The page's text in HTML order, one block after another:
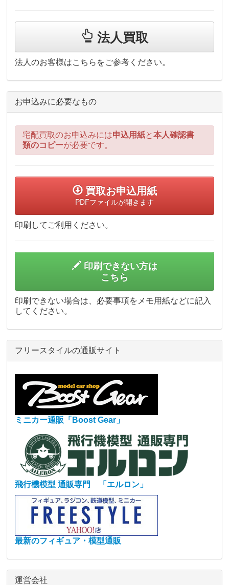
法人買取
法人のお客様はこちらをご参考ください。
お申込みに必要なもの
宅配買取のお申込みには申込用紙と本人確認書
類のコピーが必要です。
買取お申込用紙
PDFファイルが開きます
印刷してご利用ください。
印刷できない方は
こちら
印刷できない場合は、必要事項をメモ用紙などに記入
してください。
フリースタイルの通販サイト
ミニカー通販「Boost Gear」
飛行機模型 通販専門 「エルロン」
最新のフィギュア・模型通販
運営会社